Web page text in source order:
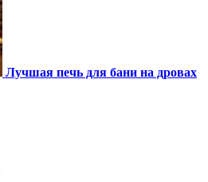
Лучшая печь для бани на дровах